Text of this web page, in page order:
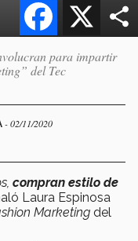
para impartir
del Tec
- 02/11/2020
compran estilo de
Laura Espinosa
Marketing del